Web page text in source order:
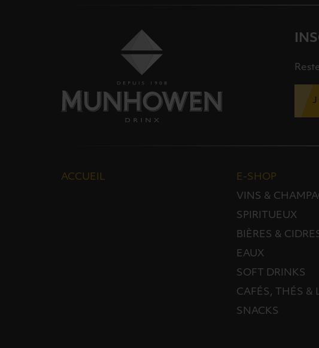
ACCUEIL
E-SHOP
VINS &
SPIRITUEUX
BIÈRES &
EAUX
SOFT DRINKS
CAFÉS, THÉS &
SNACKS